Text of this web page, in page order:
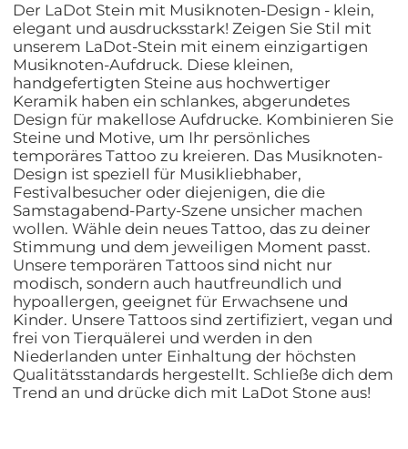
Der LaDot Stein mit Musiknoten-Design - klein,
elegant und ausdrucksstark! Zeigen Sie Stil mit
unserem LaDot-Stein mit einem einzigartigen
Musiknoten-Aufdruck. Diese kleinen,
handgefertigten Steine aus hochwertiger
Keramik haben ein schlankes, abgerundetes
Design für makellose Aufdrucke. Kombinieren Sie
Steine und Motive, um Ihr persönliches
temporäres Tattoo zu kreieren. Das Musiknoten-
Design ist speziell für Musikliebhaber,
Festivalbesucher oder diejenigen, die die
Samstagabend-Party-Szene unsicher machen
wollen. Wähle dein neues Tattoo, das zu deiner
Stimmung und dem jeweiligen Moment passt.
Unsere temporären Tattoos sind nicht nur
modisch, sondern auch hautfreundlich und
hypoallergen, geeignet für Erwachsene und
Kinder. Unsere Tattoos sind zertifiziert, vegan und
frei von Tierquälerei und werden in den
Niederlanden unter Einhaltung der höchsten
Qualitätsstandards hergestellt. Schließe dich dem
Trend an und drücke dich mit LaDot Stone aus!